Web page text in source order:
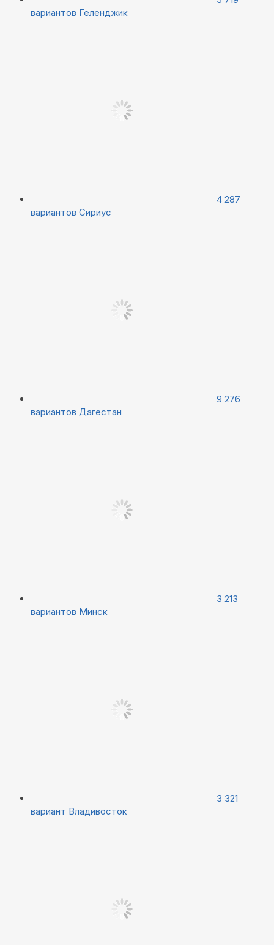
вариантов Геленджик
4 287
вариантов Сириус
9 276
вариантов Дагестан
3 213
вариантов Минск
3 321
вариант Владивосток